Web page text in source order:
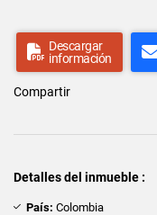
Descargar
información
Compartir
Detalles del inmueble :
País: Colombia